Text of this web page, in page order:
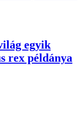
egyik
rex példánya